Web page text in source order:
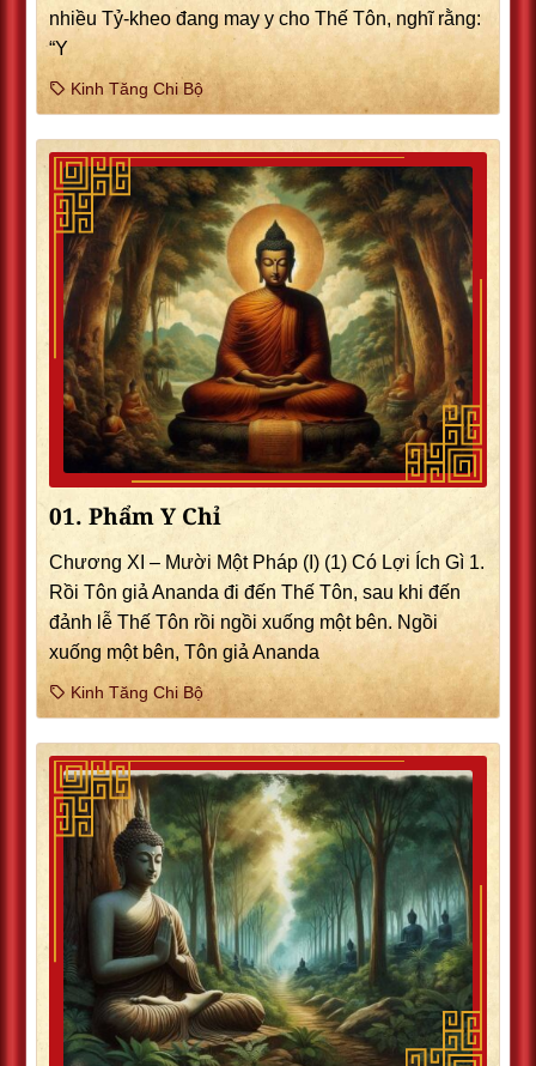
nhiều Tỷ-kheo đang may y cho Thế Tôn, nghĩ rằng:
“Y
Kinh Tăng Chi Bộ
01. Phẩm Y Chỉ
Chương XI – Mười Một Pháp (I) (1) Có Lợi Ích Gì 1.
Rồi Tôn giả Ananda đi đến Thế Tôn, sau khi đến
đảnh lễ Thế Tôn rồi ngồi xuống một bên. Ngồi
xuống một bên, Tôn giả Ananda
Kinh Tăng Chi Bộ